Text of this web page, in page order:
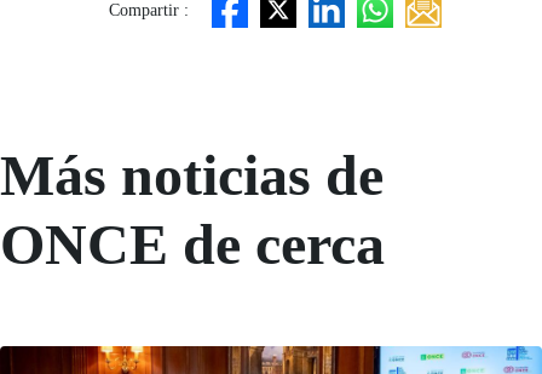
Compartir :
Más noticias de
ONCE de cerca